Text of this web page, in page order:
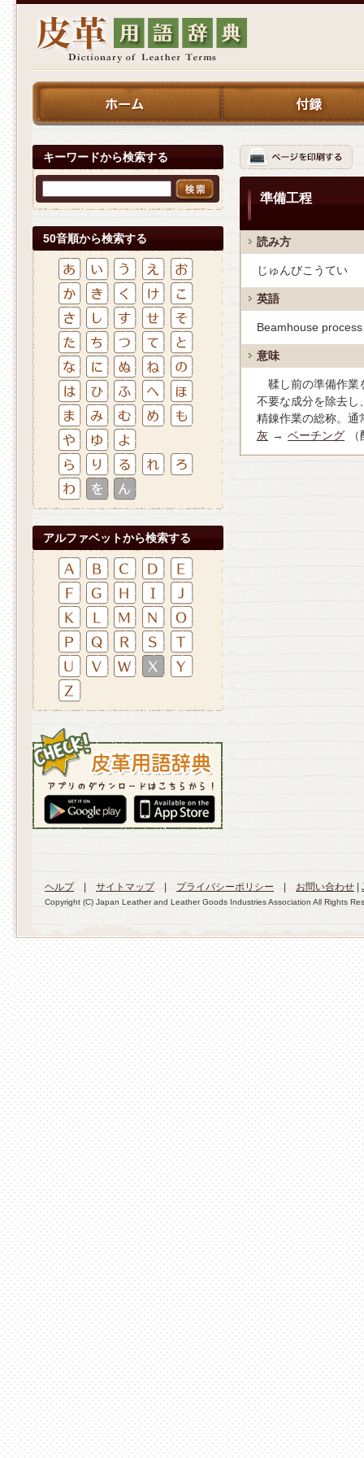
キーワードから検索する
50音順から検索する
アルファベットから検索する
準備工程
読み方
じゅんびこうてい
英語
Beamhouse process
意味
鞣し前の準備作業
不要な成分を除去し
精錬作業の総称。通
灰 → ベーチング
ヘルプ| サイトマップ| プライバシーポリシー お問い合わせ
Copyright (C) Japan Leather and Leather Goods Industries Association All Rights